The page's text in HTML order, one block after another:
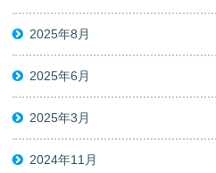
2025年8月
2025年6月
2025年3月
2024年11月